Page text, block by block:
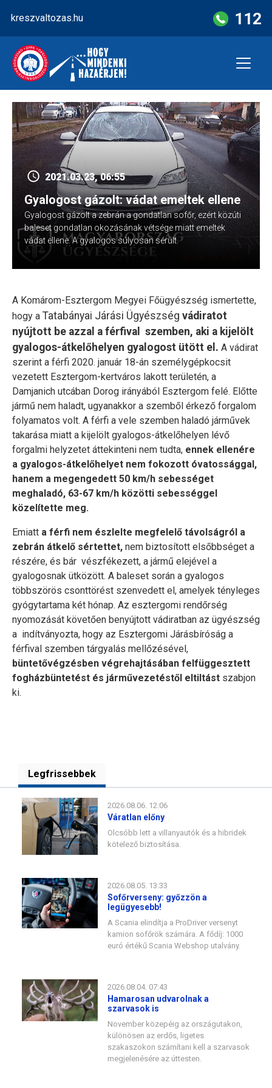
content
kreszvaltozas.hu 112
2021.03.23, 06:55
Gyalogost gázolt: vádat emeltek ellene
Gyalogost gázolt a zebrán a gondatlan sofőr, ezért közúti
baleset gondatlan okozásának vétsége miatt emeltek
vádat ellene. A gyalogos súlyosan sérült.
A Komárom-Esztergom Megyei Főügyészség ismertette,
hogy a Tatabányai Járási Ügyészség vádiratot
nyújtott be azzal a férfival szemben, aki a kijelölt
gyalogos-átkelőhelyen gyalogost ütött el. A vádirat
szerint a férfi 2020. január 18-án személygépkocsit
vezetett Esztergom-kertváros lakott területén, a
Damjanich utcában Dorog irányából Esztergom felé. Előtte
jármű nem haladt, ugyanakkor a szemből érkező forgalom
folyamatos volt. A férfi a vele szemben haladó járművek
takarása miatt a kijelölt gyalogos-átkelőhelyen lévő
forgalmi helyzetet áttekinteni nem tudta, ennek ellenére
a gyalogos-átkelőhelyet nem fokozott óvatossággal,
hanem a megengedett 50 km/h sebességet
meghaladó, 63-67 km/h közötti sebességgel
közelítette meg.
Emiatt a férfi nem észlelte megfelelő távolságról a
zebrán átkelő sértettet, nem biztosított elsőbbséget a
részére, és bár vészfékezett, a jármű elejével a
gyalogosnak ütközött. A baleset során a gyalogos
többszörös csonttörést szenvedett el, amelyek tényleges
gyógytartama két hónap. Az esztergomi rendőrség
nyomozását követően benyújtott vádiratban az ügyészség
a indítványozta, hogy az Esztergomi Járásbíróság a
férfival szemben tárgyalás mellőzésével,
büntetővégzésben végrehajtásában felfüggesztett
fogházbüntetést és járművezetéstől eltiltást szabjon
ki.
Legfrissebbek
2026.08.06. 12:06
Váratlan előny
Olcsóbb lett a villanyautók és a hibridek
kötelező biztosítása.
2026.08.05. 13:33
Sofőrverseny: győzzön a
legügyesebb!
A Scania elindítja a ProDriver versenyt
kamion sofőrök számára. A fődíj: 1000
euró értékű Scania Webshop utalvány.
2026.08.04. 07:43
Hamarosan udvarolnak a
szarvasok is
November közepéig az országutakon,
különösen az erdős, ligetes
szakaszokon számítani kell a szarvasok
megjelenésére az úttesten.